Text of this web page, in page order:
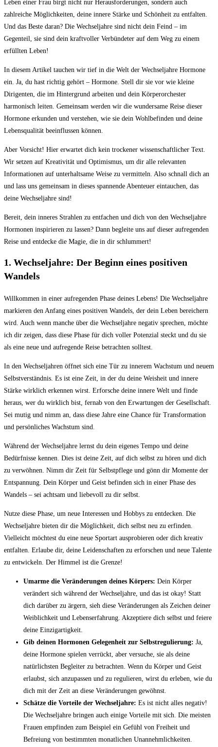
Leben einer Frau birgt nicht nur Herausforderungen, sondern auch
zahlreiche Möglichkeiten, deine innere Stärke und Schönheit zu entfalten.
Und das Beste daran? Die Wechseljahre sind nicht dein Feind – im
Gegenteil, sie sind dein kraftvoller Verbündeter auf dem Weg zu einem
erfüllten Leben!
In diesem Artikel tauchen wir tief in die Welt der Wechseljahre Hormone
ein. Ja, du hast richtig gehört – Hormone. Stell dir sie vor wie kleine
Dirigenten, die im Hintergrund arbeiten und dein Körperorchester
harmonisch leiten. Gemeinsam werden wir die wundersame Reise dieser
Hormone erkunden und verstehen, wie sie dein Wohlbefinden und deine
Lebensqualität beeinflussen können.
Aber Vorsicht! Hier erwartet dich kein trockener wissenschaftlicher Text.
Wir setzen auf Kreativität und Optimismus, um dir alle relevanten
Informationen auf unterhaltsame Weise zu vermitteln. Also schnall dich an
und lass uns gemeinsam in dieses spannende Abenteuer eintauchen, das
deine Wechseljahre sind!
Bereit, dein inneres Strahlen zu entfachen und dich von den Wechseljahre
Hormonen inspirieren zu lassen? Dann begleite uns auf dieser aufregenden
Reise und entdecke die Magie, die in dir schlummert!
1. Wechseljahre: Der Beginn eines positiven
Wandels
Willkommen in einer aufregenden Phase deines Lebens! Die Wechseljahre
markieren den Anfang eines positiven Wandels, der dein Leben bereichern
wird. Auch wenn manche über die Wechseljahre negativ sprechen, möchte
ich dir zeigen, dass diese Phase für dich voller Potenzial steckt und du sie
als eine neue und aufregende Reise betrachten solltest.
In den Wechseljahren öffnet sich eine Tür zu innerem Wachstum und neuem
Selbstverständnis. Es ist eine Zeit, in der du deine Weisheit und innere
Stärke wirklich erkennen wirst. Erforsche deine innere Welt und finde
heraus, wer du wirklich bist, fernab von den Erwartungen der Gesellschaft.
Sei mutig und nimm an, dass diese Jahre eine Chance für Transformation
und persönliches Wachstum sind.
Während der Wechseljahre lernst du dein eigenes Tempo und deine
Bedürfnisse kennen. Dies ist deine Zeit, auf dich selbst zu hören und dich
zu verwöhnen. Nimm dir Zeit für Selbstpflege und gönn dir Momente der
Entspannung. Dein Körper und Geist befinden sich in einer Phase des
Wandels – sei achtsam und liebevoll zu dir selbst.
Nutze diese Phase, um neue Interessen und Hobbys zu entdecken. Die
Wechseljahre bieten dir die Möglichkeit, dich selbst neu zu erfinden.
Vielleicht möchtest du eine neue Sportart ausprobieren oder dich kreativ
entfalten. Erlaube dir, deine Leidenschaften zu erforschen und neue Talente
zu entwickeln. Der Himmel ist die Grenze!
Umarme die Veränderungen deines Körpers: Dein Körper
verändert sich während der Wechseljahre, und das ist okay! Statt
dich darüber zu ärgern, sieh diese Veränderungen als Zeichen deiner
Weiblichkeit und Lebenserfahrung. Akzeptiere dich selbst und feiere
deine Einzigartigkeit.
Gib deinen Hormonen Gelegenheit zur Selbstregulierung: Ja,
deine Hormone spielen verrückt, aber versuche, sie als deine
natürlichsten Begleiter zu betrachten. Wenn du Körper und Geist
erlaubst, sich anzupassen und zu regulieren, wirst du erleben, wie du
dich mit der Zeit an diese Veränderungen gewöhnst.
Schätze die Vorteile der Wechseljahre: Es ist nicht alles negativ!
Die Wechseljahre bringen auch einige Vorteile mit sich. Die meisten
Frauen empfinden zum Beispiel ein Gefühl von Freiheit und
Befreiung von bestimmten monatlichen Unannehmlichkeiten.